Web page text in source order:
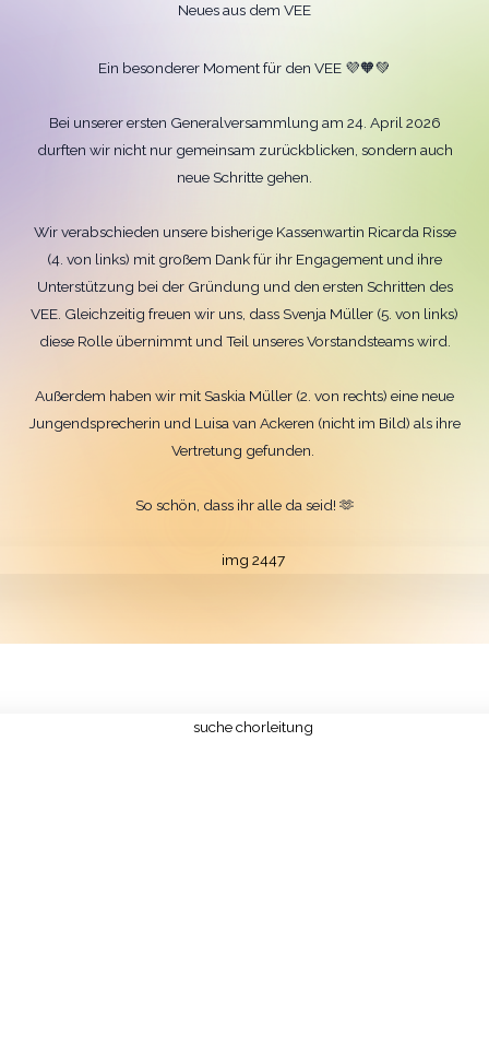
Neues aus dem VEE
Ein besonderer Moment für den VEE 💜🧡💚
Bei unserer ersten Generalversammlung am 24. April 2026
durften wir nicht nur gemeinsam zurückblicken, sondern auch
neue Schritte gehen.
Wir verabschieden unsere bisherige Kassenwartin Ricarda Risse
(4. von links) mit großem Dank für ihr Engagement und ihre
Unterstützung bei der Gründung und den ersten Schritten des
VEE. Gleichzeitig freuen wir uns, dass Svenja Müller (5. von links)
diese Rolle übernimmt und Teil unseres Vorstandsteams wird.
Außerdem haben wir mit Saskia Müller (2. von rechts) eine neue
Jungendsprecherin und Luisa van Ackeren (nicht im Bild) als ihre
Vertretung gefunden.
So schön, dass ihr alle da seid! 🫶